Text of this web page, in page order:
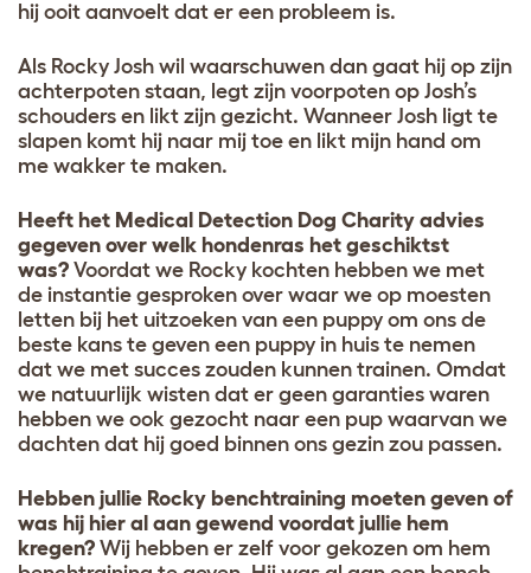
hij ooit aanvoelt dat er een probleem is.
Als Rocky Josh wil waarschuwen dan gaat hij op zijn
achterpoten staan, legt zijn voorpoten op Josh’s
schouders en likt zijn gezicht. Wanneer Josh ligt te
slapen komt hij naar mij toe en likt mijn hand om
me wakker te maken.
Heeft het Medical Detection Dog Charity advies
gegeven over welk hondenras het geschiktst
was? Voordat we Rocky kochten hebben we met
de instantie gesproken over waar we op moesten
letten bij het uitzoeken van een puppy om ons de
beste kans te geven een puppy in huis te nemen
dat we met succes zouden kunnen trainen. Omdat
we natuurlijk wisten dat er geen garanties waren
hebben we ook gezocht naar een pup waarvan we
dachten dat hij goed binnen ons gezin zou passen.
Hebben jullie Rocky benchtraining moeten geven of
was hij hier al aan gewend voordat jullie hem
kregen? Wij hebben er zelf voor gekozen om hem